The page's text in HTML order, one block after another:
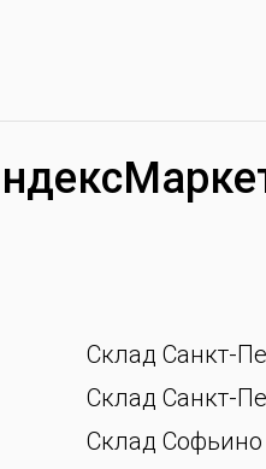
Склад Санкт-
Склад Санкт-
Склад Софьино